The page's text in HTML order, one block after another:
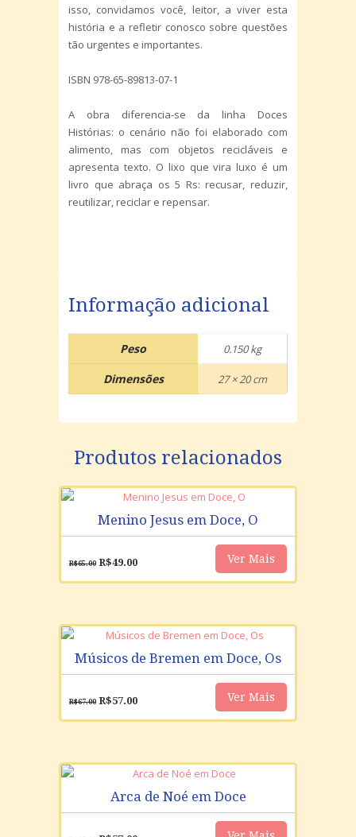
isso, convidamos você, leitor, a viver esta
história e a refletir conosco sobre questões
tão urgentes e importantes.
ISBN 978-65-89813-07-1
A obra diferencia-se da linha Doces
Histórias: o cenário não foi elaborado com
alimento, mas com objetos recicláveis e
apresenta texto. O lixo que vira luxo é um
livro que abraça os 5 Rs: recusar, reduzir,
reutilizar, reciclar e repensar.
Informação adicional
Peso 0.150 kg
Dimensões 27 × 20 cm
Produtos relacionados
Menino Jesus em Doce, O
R$65.00 O
preço
R$65.00.
R$49.00O
preço
R$49.00.
Ver Mais
Músicos de Bremen em Doce, Os
R$67.00 O
preço
R$67.00.
R$57.00O
preço
R$57.00.
Ver Mais
Arca de Noé em Doce